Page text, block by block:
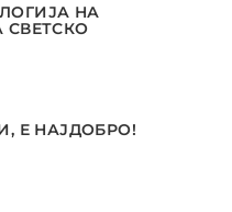
НА
СВЕТСКО
Е НАЈДОБРО!